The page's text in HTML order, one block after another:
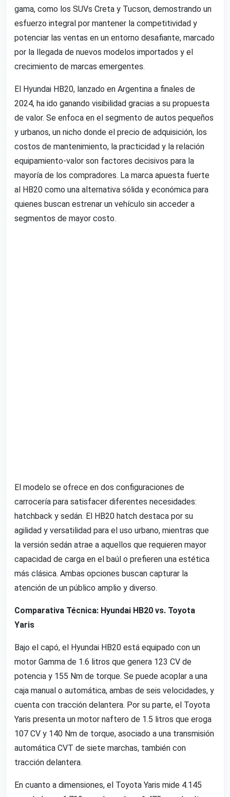
gama, como los SUVs Creta y Tucson, demostrando un
esfuerzo integral por mantener la competitividad y
potenciar las ventas en un entorno desafiante, marcado
por la llegada de nuevos modelos importados y el
crecimiento de marcas emergentes.
El Hyundai HB20, lanzado en Argentina a finales de
2024, ha ido ganando visibilidad gracias a su propuesta
de valor. Se enfoca en el segmento de autos pequeños
y urbanos, un nicho donde el precio de adquisición, los
costos de mantenimiento, la practicidad y la relación
equipamiento-valor son factores decisivos para la
mayoría de los compradores. La marca apuesta fuerte
al HB20 como una alternativa sólida y económica para
quienes buscan estrenar un vehículo sin acceder a
segmentos de mayor costo.
El modelo se ofrece en dos configuraciones de
carrocería para satisfacer diferentes necesidades:
hatchback y sedán. El HB20 hatch destaca por su
agilidad y versatilidad para el uso urbano, mientras que
la versión sedán atrae a aquellos que requieren mayor
capacidad de carga en el baúl o prefieren una estética
más clásica. Ambas opciones buscan capturar la
atención de un público amplio y diverso.
Comparativa Técnica: Hyundai HB20 vs. Toyota
Yaris
Bajo el capó, el Hyundai HB20 está equipado con un
motor Gamma de 1.6 litros que genera 123 CV de
potencia y 155 Nm de torque. Se puede acoplar a una
caja manual o automática, ambas de seis velocidades, y
cuenta con tracción delantera. Por su parte, el Toyota
Yaris presenta un motor naftero de 1.5 litros que eroga
107 CV y 140 Nm de torque, asociado a una transmisión
automática CVT de siete marchas, también con
tracción delantera.
En cuanto a dimensiones, el Toyota Yaris mide 4.145